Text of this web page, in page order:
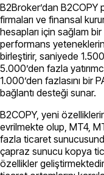
B2Broker’dan
firmaları ve finansal
hesapları için sağlam
performans
birleştirir, saniyede
5.000’den fazla
1.000’den fazlasını bir
bağlantı desteği sunar.
B2COPY, yeni
evrilmekte olup, MT4,
fazla ticaret
çapraz sunucu kopya
özellikler